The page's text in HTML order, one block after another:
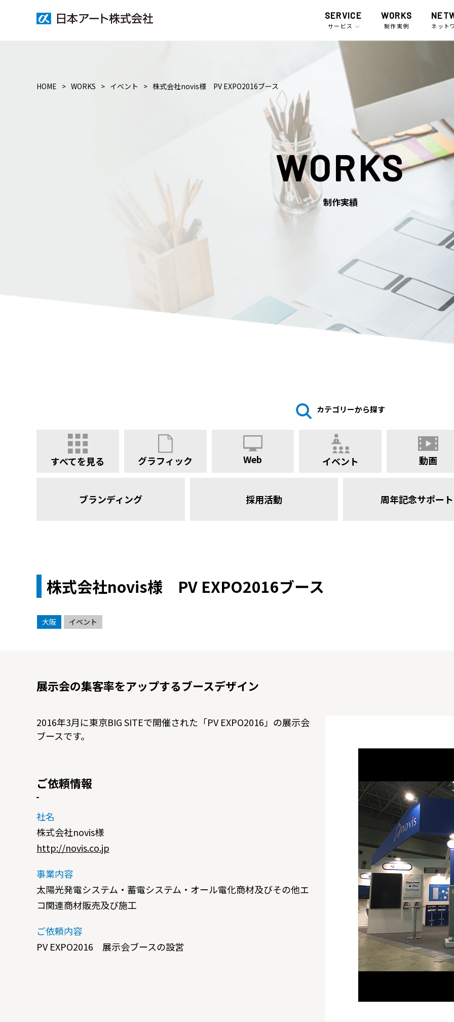
SERVICE
サービス
WORKS
制作実例 ネット
HOME WORKS イベント 株式会社novis様 PV EXPO2016ブース
WORKS
制作実績
カテゴリーから探す
すべてを見る グラフィック Web イベント 動画
ブランディング 採用活動 周年記念サポート
株式会社novis様 PV EXPO2016ブース
大阪 イベント
展示会の集客率をアップするブースデザイン
2016年3月に東京BIG SITEで開催された「PV EXPO2016」の展示会
ブースです。
ご依頼情報
社名
株式会社novis様
http://novis.co.jp
事業内容
太陽光発電システム・蓄電システム・オール電化商材及びその他エ
コ関連商材販売及び施工
ご依頼内容
PV EXPO2016 展示会ブースの設営